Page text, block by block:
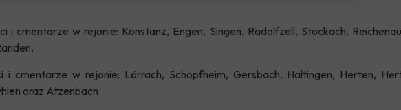
cmentarze w rejonie: Konstanz, Engen, Singen, Radolfzell, Stockach,
i cmentarze w rejonie: Lörrach, Schopfheim, Gersbach, Haltingen, Herten,
oraz Atzenbach.